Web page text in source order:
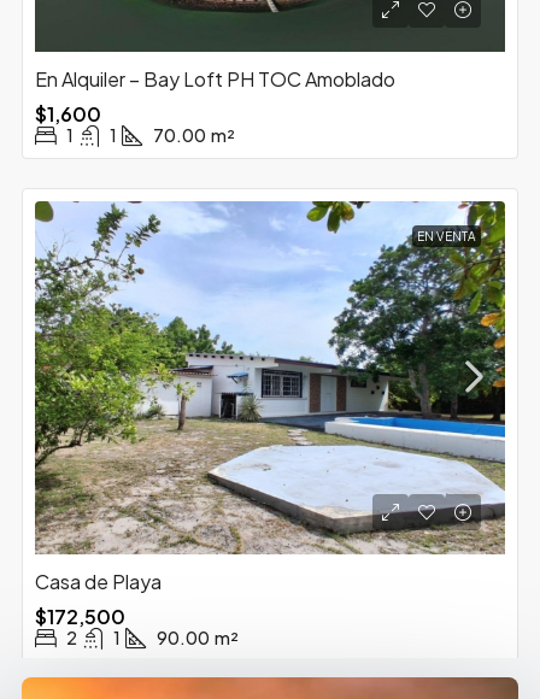
En Alquiler – Bay Loft PH TOC Amoblado
$1,600
1 1 70.00 m²
EN VENTA
Casa de Playa
$172,500
2 1 90.00 m²